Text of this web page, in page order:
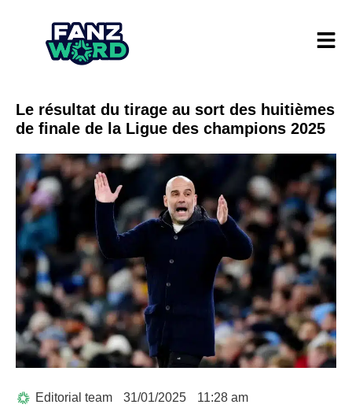
Le résultat du tirage au sort des huitièmes
de finale de la Ligue des champions 2025
Editorial team 31/01/2025 11:28 am